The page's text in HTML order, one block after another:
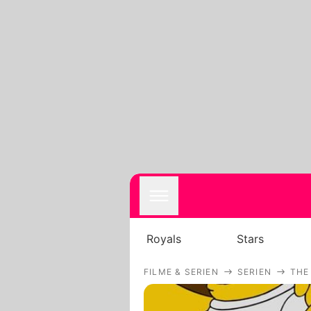
Royals Stars
FILME & SERIEN SERIEN THE